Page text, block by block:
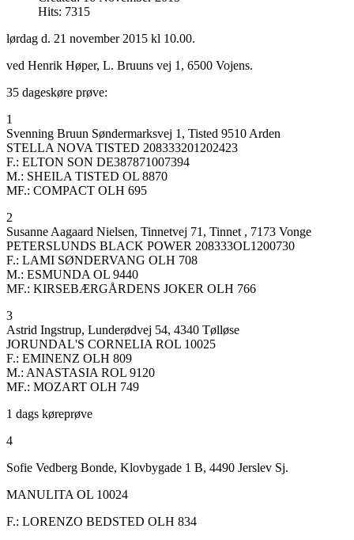
Hits: 7315
lørdag d. 21 november 2015 kl 10.00.
ved Henrik Høper, L. Bruuns vej 1, 6500 Vojens.
35 dageskøre prøve:
1
Svenning Bruun Søndermarksvej 1, Tisted 9510 Arden
STELLA NOVA TISTED 208333201202423
F.: ELTON SON DE387871007394
M.: SHEILA TISTED OL 8870
MF.: COMPACT OLH 695
2
Susanne Aagaard Nielsen, Tinnetvej 71, Tinnet , 7173 Vonge
PETERSLUNDS BLACK POWER 208333OL1200730
F.: LAMI SØNDERVANG OLH 708
M.: ESMUNDA OL 9440
MF.: KIRSEBÆRGÅRDENS JOKER OLH 766
3
Astrid Ingstrup, Lunderødvej 54, 4340 Tølløse
JORUNDAL'S CORNELIA ROL 10025
F.: EMINENZ OLH 809
M.: ANASTASIA ROL 9120
MF.: MOZART OLH 749
1 dags køreprøve
4
Sofie Vedberg Bonde, Klovbygade 1 B, 4490 Jerslev Sj.
MANULITA OL 10024
F.: LORENZO BEDSTED OLH 834